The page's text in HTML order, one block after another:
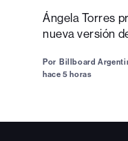
Ángela Torres
nueva versión
Por Billboard
hace 5 horas